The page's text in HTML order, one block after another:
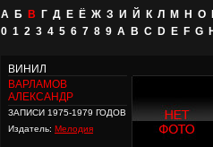
А Б В Г Д Е Ё Ж З И Й К Л М Н О
0 1 2 3 4 5 6 7 8 9 A B C D E F G
ВИНИЛ
ВАРЛАМОВ
АЛЕКСАНДР
ЗАПИСИ 1975-1979 ГОДОВ
Издатель: Мелодия